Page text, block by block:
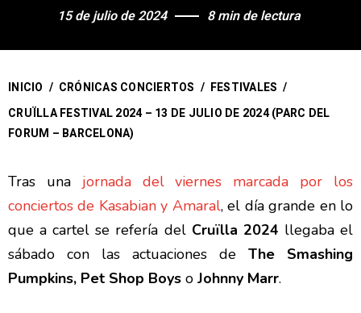
15 de julio de 2024 8 min de lectura
INICIO / CRÓNICAS CONCIERTOS / FESTIVALES /
CRUÏLLA FESTIVAL 2024 – 13 DE JULIO DE 2024 (PARC DEL
FORUM – BARCELONA)
Tras una jornada del viernes marcada por los
conciertos de Kasabian y Amaral, el día grande en lo
que a cartel se refería del Cruïlla 2024 llegaba el
sábado con las actuaciones de The Smashing
Pumpkins, Pet Shop Boys o Johnny Marr.